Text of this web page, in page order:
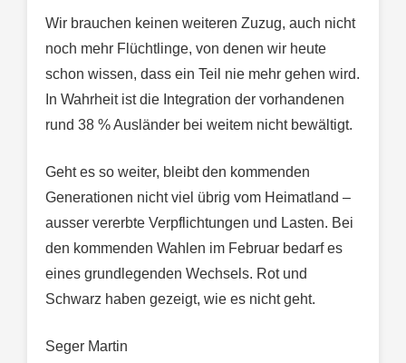
Wir brauchen keinen weiteren Zuzug, auch nicht
noch mehr Flüchtlinge, von denen wir heute
schon wissen, dass ein Teil nie mehr gehen wird.
In Wahrheit ist die Integration der vorhandenen
rund 38 % Ausländer bei weitem nicht bewältigt.
Geht es so weiter, bleibt den kommenden
Generationen nicht viel übrig vom Heimatland –
ausser vererbte Verpflichtungen und Lasten. Bei
den kommenden Wahlen im Februar bedarf es
eines grundlegenden Wechsels. Rot und
Schwarz haben gezeigt, wie es nicht geht.
Seger Martin